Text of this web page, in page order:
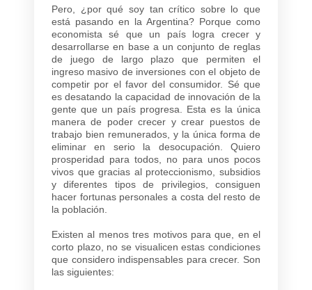
Pero, ¿por qué soy tan crítico sobre lo que
está pasando en la Argentina? Porque como
economista sé que un país logra crecer y
desarrollarse en base a un conjunto de reglas
de juego de largo plazo que permiten el
ingreso masivo de inversiones con el objeto de
competir por el favor del consumidor. Sé que
es desatando la capacidad de innovación de la
gente que un país progresa. Esta es la única
manera de poder crecer y crear puestos de
trabajo bien remunerados, y la única forma de
eliminar en serio la desocupación. Quiero
prosperidad para todos, no para unos pocos
vivos que gracias al proteccionismo, subsidios
y diferentes tipos de privilegios, consiguen
hacer fortunas personales a costa del resto de
la población.
Existen al menos tres motivos para que, en el
corto plazo, no se visualicen estas condiciones
que considero indispensables para crecer. Son
las siguientes: